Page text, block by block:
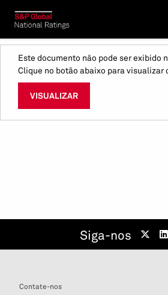
Este documento não pode ser exibido
Clique no botão abaixo para visualizar
VISUALIZAR
Siga-nos
Contate-nos